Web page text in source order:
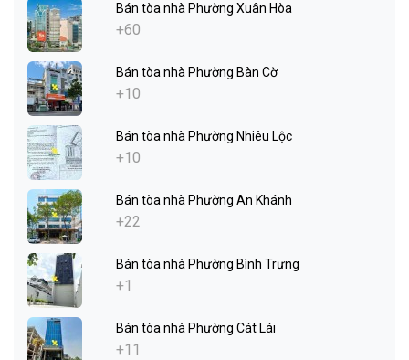
Bán tòa nhà Phường Xuân Hòa
+60
Bán tòa nhà Phường Bàn Cờ
+10
Bán tòa nhà Phường Nhiêu Lộc
+10
Bán tòa nhà Phường An Khánh
+22
Bán tòa nhà Phường Bình Trưng
+1
Bán tòa nhà Phường Cát Lái
+11